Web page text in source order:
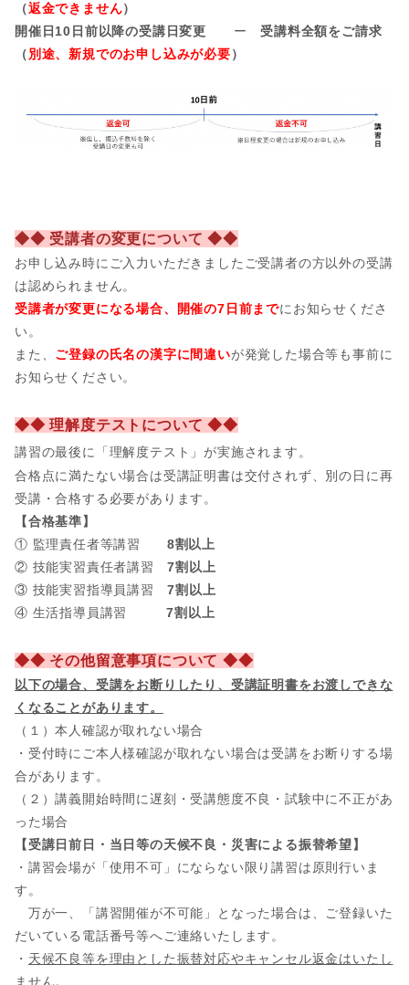
（返金できません）
開催日10日前以降の受講日変更 ー受講料全額をご請求
（別途、新規でのお申し込みが必要）
◆◆ 受講者の変更について ◆◆
お申し込み時にご入力いただきましたご受講者の方以外の受講
は認められません。
受講者が変更になる場合、開催の7日前までにお知らせくださ
い。
また、 ご登録の氏名の漢字に間違いが発覚した場合等も事前に
お知らせください。
◆◆ 理解度テストについて ◆◆
講習の最後に「理解度テスト」が実施されます。
合格点に満たない場合は受講証明書は交付されず、別の日に再
受講・合格する必要があります。
【合格基準】
① 監理責任者等講習 8割以上
② 技能実習責任者講習7割以上
③ 技能実習指導員講習7割以上
④ 生活指導員講習
7割以上
◆◆ その他留意事項について ◆◆
以下の場合、 受講をお断りしたり、受講証明書をお渡しできな
くなることがあります。
（１）本人確認が取れない場合
・受付時にご本人様確認が取れない場合は受講をお断りする場
合があります。
（２）講義開始時間に遅刻・受講態度不良・試験中に不正があ
った場合
【受講日前日・当日等の天候不良・災害による振替希望】
・講習会場が「使用不可」にならない限り講習は原則行いま
す。
万が一、「講習開催が不可能」となった場合は、ご登録いた
だいている電話番号等へご連絡いたします。
・ 天候不良等を理由とした振替対応やキャンセル返金はいたし
ません。